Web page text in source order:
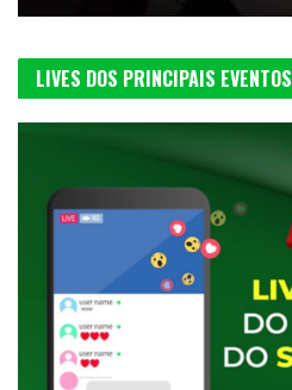
LIVES DOS PRINCIPAIS EVENTOS